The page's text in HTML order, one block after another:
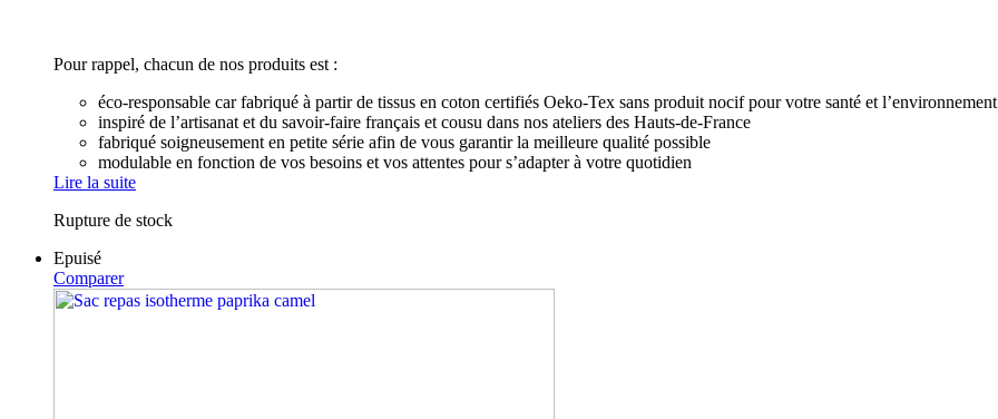
Pour rappel, chacun de nos produits est :
éco-responsable car fabriqué à partir de tissus en coton certifiés Oeko-Tex sans produit nocif pour votre santé et l’environnement
inspiré de l’artisanat et du savoir-faire français et cousu dans nos ateliers des Hauts-de-France
fabriqué soigneusement en petite série afin de vous garantir la meilleure qualité possible
modulable en fonction de vos besoins et vos attentes pour s’adapter à votre quotidien
Lire la suite
Rupture de stock
Epuisé
Comparer